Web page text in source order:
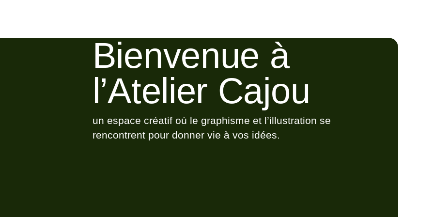
Bienvenue à
l’Atelier Cajou
un espace créatif où le graphisme et l’illustration se
rencontrent pour donner vie à vos idées.